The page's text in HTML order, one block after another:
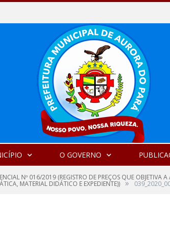
O GOVERNO
Nº 016/2019 (REGISTRO DE PREÇOS QUE
MATERIAL DIDÁTICO E EXPEDIENTE)) »